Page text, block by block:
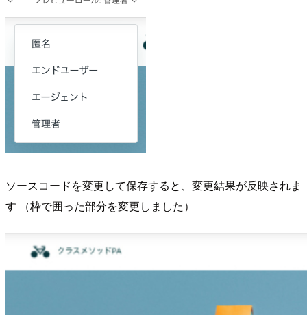
ソースコードを変更して保存すると、変更結果が反映されま
す （枠で囲った部分を変更しました）